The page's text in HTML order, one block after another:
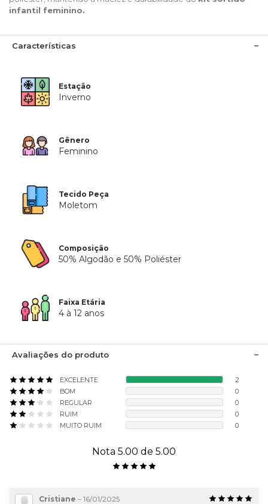
infantil feminino.
Características
Estação
Inverno
Gênero
Feminino
Tecido Peça
Moletom
Composição
50% Algodão e 50% Poliéster
Faixa Etária
4 à 12 anos
Avaliações do produto
EXCELENTE
2
BOM
0
REGULAR
0
RUIM
0
MUITO RUIM
0
Nota 5.00 de 5.00
Cristiane – 16/01/2025